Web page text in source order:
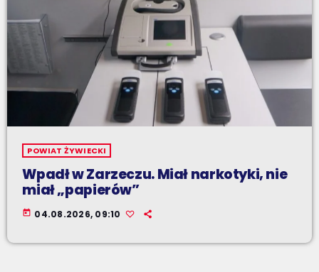
POWIAT ŻYWIECKI
Wpadł w Zarzeczu. Miał narkotyki, nie
miał „papierów”
today 04.08.2026, 09:10